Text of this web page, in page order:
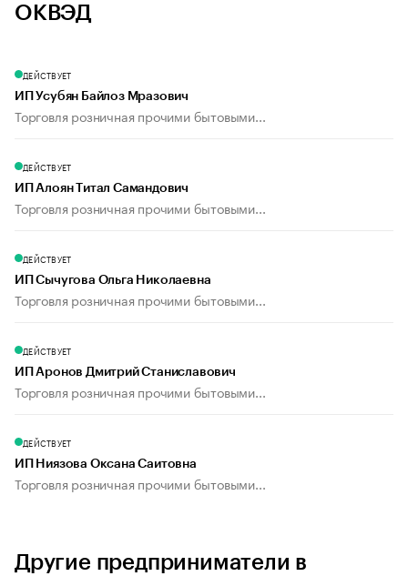
ОКВЭД
ДЕЙСТВУЕТ
ИП Усубян Байлоз Мразович
Торговля розничная прочими бытовыми...
ДЕЙСТВУЕТ
ИП Алоян Титал Самандович
Торговля розничная прочими бытовыми...
ДЕЙСТВУЕТ
ИП Сычугова Ольга Николаевна
Торговля розничная прочими бытовыми...
ДЕЙСТВУЕТ
ИП Аронов Дмитрий Станиславович
Торговля розничная прочими бытовыми...
ДЕЙСТВУЕТ
ИП Ниязова Оксана Саитовна
Торговля розничная прочими бытовыми...
Другие предприниматели в